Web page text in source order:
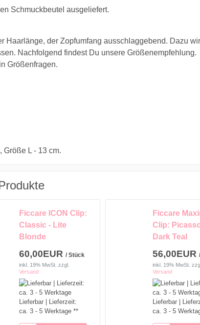
Schmuckbeutel ausgeliefert.
Haarlänge, der Zopfumfang ausschlaggebend. Dazu
Nachfolgend findest Du unsere Größenempfehlung.
Größenfragen.
Größe L - 13 cm.
Ficcare ICON Clip:
Classic - Lite
Blonde
60,00EUR / Stück
inkl. 19% MwSt. zzgl.
Versand
Lieferbar | Lieferzeit:
ca. 3 - 5 Werktage **
Ficcare
Clip:
Dark Teal
56,00EUR
inkl. 19% MwSt. zzgl.
Versand
Lieferbar |
ca. 3 - 5